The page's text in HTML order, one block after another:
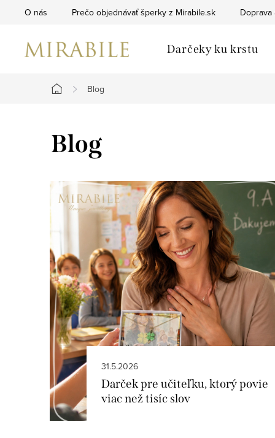
O nás Prečo objednávať šperky z Mirabile.sk Doprava
Darčeky ku krstu
Domov
Blog
Blog
V
ý
p
i
s
č
l
á
n
k
o
Darček pre učiteľku, ktorý povie
viac než tisíc slov
31.5.2026